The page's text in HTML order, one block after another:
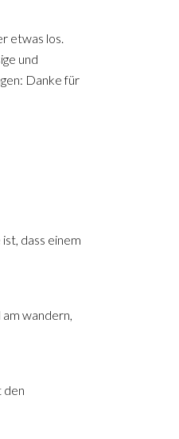
etwas los.
und
Danke für
dass einem
am wandern,
den